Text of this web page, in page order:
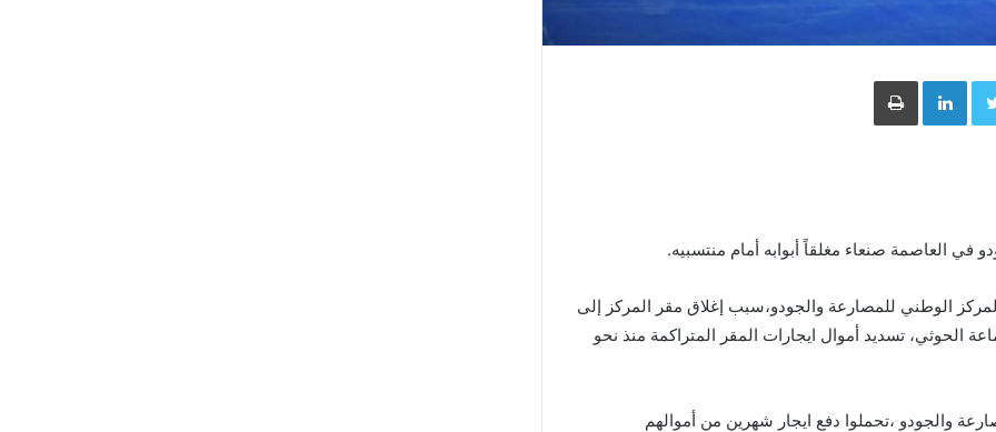
Twitter
LinkedInطباعة
في العاصمة صنعاء مغلقاً أبوابه أمام منتسبيه.
الوطني للمصارعة والجودو،سبب إغلاق مقر المركز إلى
الحوثي، تسديد أموال ايجارات المقر المتراكمة منذ نحو
والجودو ،تحملوا دفع ايجار شهرين من أموالهم